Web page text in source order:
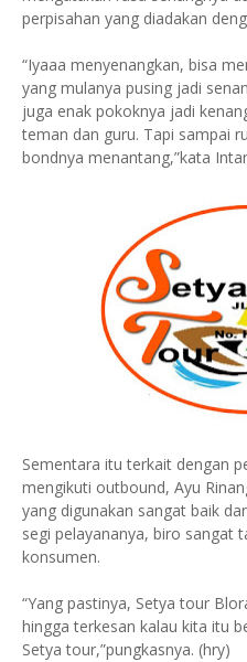
perpisahan yang diadakan
“Iyaaa menyenangkan, bisa
yang mulanya pusing jadi
juga enak pokoknya jadi
teman dan guru. Tapi sampai
bondnya menantang,”kata
Sementara itu terkait dengan
mengikuti outbound, Ayu
yang digunakan sangat baik
segi pelayananya, biro sangat
konsumen.
“Yang pastinya, Setya tour
hingga terkesan kalau kita itu
Setya tour,”pungkasnya. (hry)